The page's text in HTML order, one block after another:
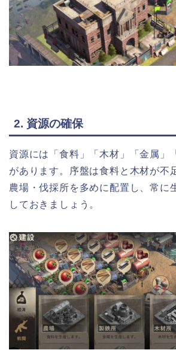
2. 資源の確保
資源には「食料」「木材」「金属」
があります。序盤は食料と木材が不
農場・伐採所を多めに配置し、常に
しておきましょう。